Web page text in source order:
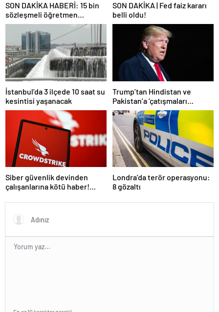
SON DAKİKA HABERİ: 15 bin
sözleşmeli öğretmen
atamasında sözlü sınava hak
kazanan adaylar açıklandı
SON DAKİKA | Fed faiz kararı
belli oldu!
İstanbul’da 3 ilçede 10 saat su
kesintisi yaşanacak
Trump’tan Hindistan ve
Pakistan’a ‘çatışmaları
durdurun’ çağrısı
Siber güvenlik devinden
çalışanlarına kötü haber!
Londra’da terör operasyonu:
8 gözaltı